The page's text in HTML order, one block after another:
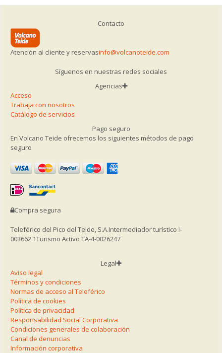
Contacto
Atención al cliente y reservasinfo@volcanoteide.com
Síguenos en nuestras redes sociales
Agencias
Acceso
Trabaja con nosotros
Catálogo de servicios
Pago seguro
En Volcano Teide ofrecemos los siguientes métodos de pago
seguro
Compra segura
Teleférico del Pico del Teide, S.A.Intermediador turístico I-
003662.1Turismo Activo TA-4-0026247
Legal
Aviso legal
Términos y condiciones
Normas de acceso al Teleférico
Política de cookies
Política de privacidad
Responsabilidad Social Corporativa
Condiciones generales de colaboración
Canal de denuncias
Información corporativa